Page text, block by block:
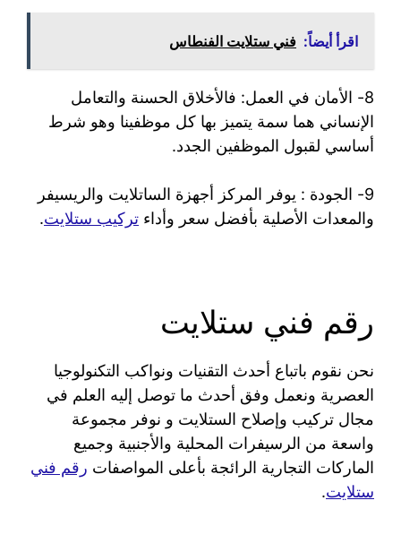
اقرأ أيضاً: فني ستلايت الفنطاس
8- الأمان في العمل: فالأخلاق الحسنة والتعامل
الإنساني هما سمة يتميز بها كل موظفينا وهو شرط
أساسي لقبول الموظفين الجدد.
9- الجودة : يوفر المركز أجهزة الساتلايت والريسيفر
والمعدات الأصلية بأفضل سعر وأداء تركيب ستلايت.
رقم فني ستلايت
نحن نقوم باتباع أحدث التقنيات ونواكب التكنولوجيا
العصرية ونعمل وفق أحدث ما توصل إليه العلم في
مجال تركيب وإصلاح الستلايت و نوفر مجموعة
واسعة من الرسيفرات المحلية والأجنبية وجميع
الماركات التجارية الرائجة بأعلى المواصفات رقم فني
ستلايت.